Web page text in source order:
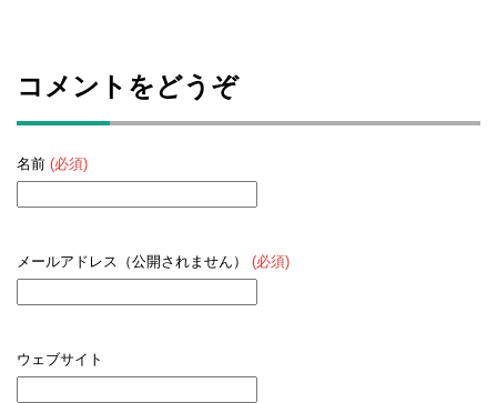
コメントをどうぞ
名前 (必須)
メールアドレス（公開されません） (必須)
ウェブサイト